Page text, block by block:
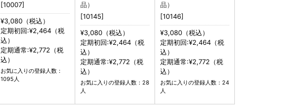
[10007]
¥3,080（税込）
定期初回:¥2,464（税
込）
定期通常:¥2,772（税
込）
お気に入りの登録人数：
1095人
品）
[10145]
¥3,080（税込）
定期初回:¥2,464（税
込）
定期通常:¥2,772（税
込）
お気に入りの登録人数：28
人
品）
[10146]
¥3,080（税込）
定期初回:¥2,464（税
込）
定期通常:¥2,772（税
込）
お気に入りの登録人数：24
人